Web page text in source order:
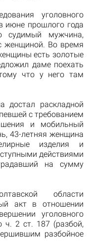
уголовного
июне прошлого года
судимый мужчина,
женщиной. Во время
есть золотые
даме поехать
что у него там
достал раскладной
с требованием
и мобильный
43-летняя женщина
изделия и
действиями
на сумму
области
акт в отношении
уголовного
ч. 2 ст. 187 (разбой,
разбойное